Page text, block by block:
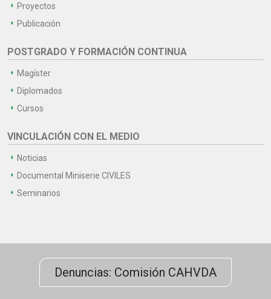
Proyectos
Publicación
POSTGRADO Y FORMACIÓN CONTINUA
Magíster
Diplomados
Cursos
VINCULACIÓN CON EL MEDIO
Noticias
Documental Miniserie CIVILES
Seminarios
Denuncias: Comisión CAHVDA